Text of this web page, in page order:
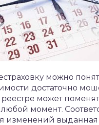
можно
достаточно
может
момент.
изменений